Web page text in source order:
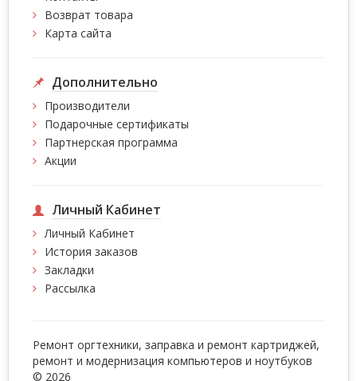
Возврат товара
Карта сайта
Дополнительно
Производители
Подарочные сертификаты
Партнерская программа
Акции
Личный Кабинет
Личный Кабинет
История заказов
Закладки
Рассылка
Ремонт оргтехники, заправка и ремонт картриджей,
ремонт и модернизация компьютеров и ноутбуков
© 2026